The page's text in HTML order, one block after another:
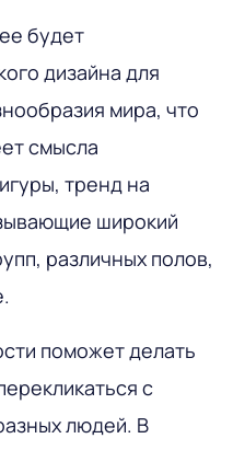
будет
дизайна для
мира, что
смысла
тренд на
широкий
различных полов,
поможет делать
с
людей. В